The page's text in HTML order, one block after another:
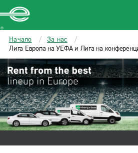
MAIN
CONTENT
Enterprise
Начало
За нас
Лига Европа на УЕФА и Лига на